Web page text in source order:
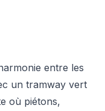
entre les
un tramway vert
où piétons,